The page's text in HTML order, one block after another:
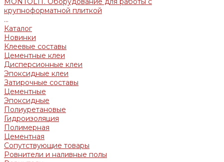
крупноформатной плиткой
...
Каталог
Новинки
Клеевые составы
Цементные клеи
Дисперсионные клеи
Эпоксидные клеи
Затирочные составы
Цементные
Эпоксидные
Полиуретановые
Гидроизоляция
Полимерная
Цементная
Сопутствующие товары
Ровнители и наливные полы